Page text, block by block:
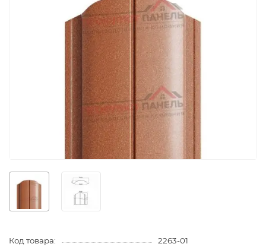
Код товара:
2263-01